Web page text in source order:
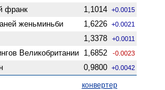
франк 1,1014 +0.0015
женьминьби 1,6226 +0.0021
1,3378 +0.0011
Велико­британии 1,6852 -0.0023
0,9800 +0.0042
конвертер